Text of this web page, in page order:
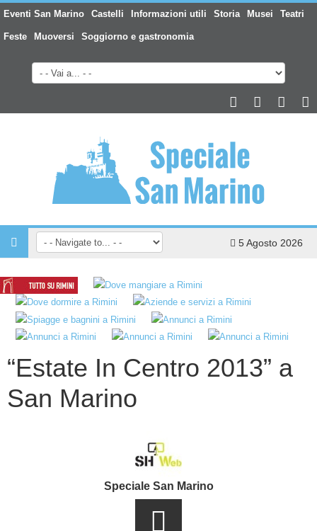
Eventi San Marino Castelli Informazioni utili Storia Musei Teatri
Feste Muoversi Soggiorno e gastronomia
5 Agosto 2026
“Estate In Centro 2013” a
San Marino
Speciale San Marino